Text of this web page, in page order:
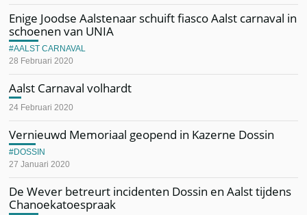
Enige Joodse Aalstenaar schuift fiasco Aalst carnaval in
schoenen van UNIA
28 Februari 2020
AALST CARNAVAL
Aalst Carnaval volhardt
24 Februari 2020
Vernieuwd Memoriaal geopend in Kazerne Dossin
27 Januari 2020
DOSSIN
De Wever betreurt incidenten Dossin en Aalst tijdens
Chanoekatoespraak